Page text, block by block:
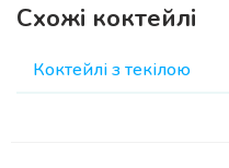
Схожі коктейлі
Коктейлі з текілою